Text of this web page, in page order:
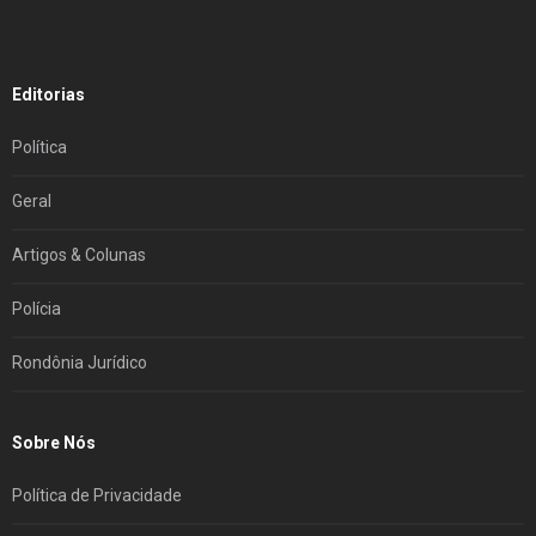
Editorias
Política
Geral
Artigos & Colunas
Polícia
Rondônia Jurídico
Sobre Nós
Política de Privacidade